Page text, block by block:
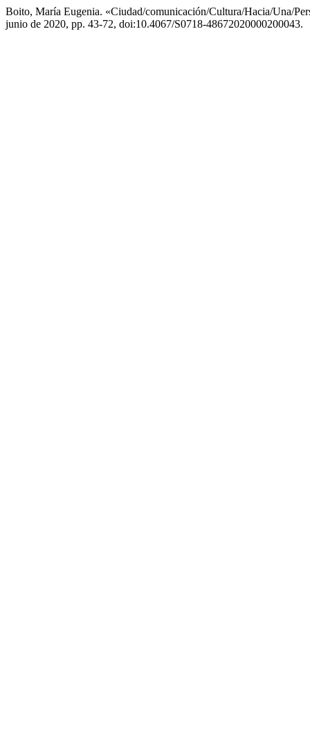
Boito, María Eugenia. «Ciudad/comunicación/Cultura/Hacia/Una/
junio de 2020, pp. 43-72, doi:10.4067/S0718-48672020000200043.